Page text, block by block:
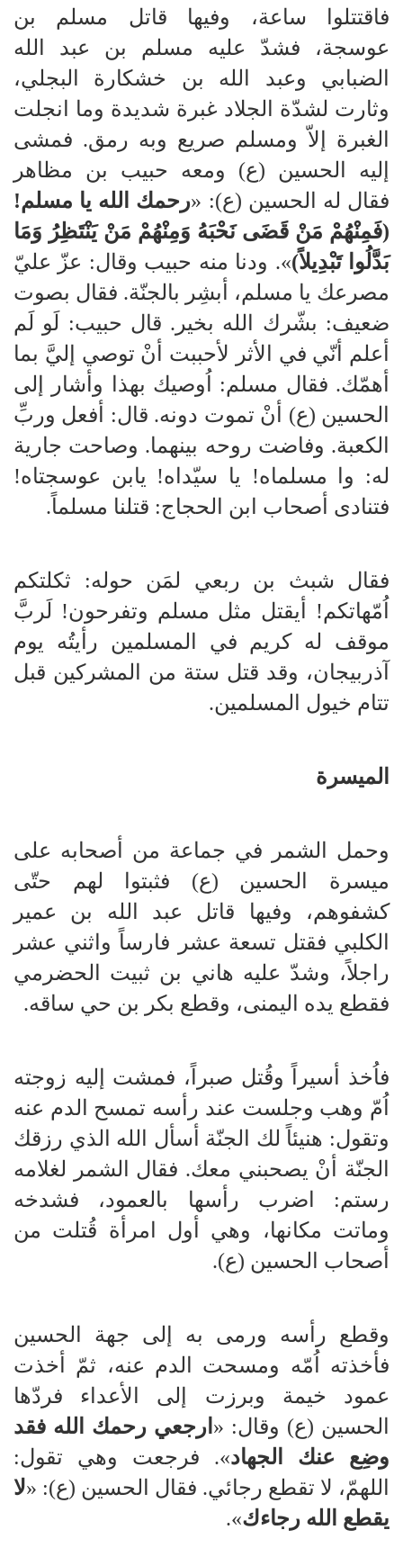
فاقتتلوا ساعة، وفيها قاتل مسلم بن
عوسجة، فشدّ عليه مسلم بن عبد الله
الضبابي وعبد الله بن خشكارة البجلي،
وثارت لشدّة الجلاد غبرة شديدة وما انجلت
الغبرة إلاّ ومسلم صريع وبه رمق. فمشى
إليه الحسين (ع) ومعه حبيب بن مظاهر
فقال له الحسين (ع): «رحمك الله يا مسلم!
(فَمِنْهُمْ مَنْ قَضَى نَحْبَهُ وَمِنْهُمْ مَنْ يَنْتَظِرُ وَمَا
بَدَّلُوا تَبْدِيلاً)». ودنا منه حبيب وقال: عزّ عليّ
مصرعك يا مسلم، أبشِر بالجنّة. فقال بصوت
ضعيف: بشّرك الله بخير. قال حبيب: لَو لَم
أعلم أنّي في الأثر لأحببت أنْ توصي إليَّ بما
أهمّك. فقال مسلم: اُوصيك بهذا وأشار إلى
الحسين (ع) أنْ تموت دونه. قال: أفعل وربِّ
الكعبة. وفاضت روحه بينهما. وصاحت جارية
له: وا مسلماه! يا سيّداه! يابن عوسجتاه!
فتنادى أصحاب ابن الحجاج: قتلنا مسلماً.
فقال شبث بن ربعي لمَن حوله: ثكلتكم
اُمّهاتكم! أيقتل مثل مسلم وتفرحون! لَربَّ
موقف له كريم في المسلمين رأيتُه يوم
آذربيجان، وقد قتل ستة من المشركين قبل
تتام خيول المسلمين.
الميسرة
وحمل الشمر في جماعة من أصحابه على
ميسرة الحسين (ع) فثبتوا لهم حتّى
كشفوهم، وفيها قاتل عبد الله بن عمير
الكلبي فقتل تسعة عشر فارساً واثني عشر
راجلاً، وشدّ عليه هاني بن ثبيت الحضرمي
فقطع يده اليمنى، وقطع بكر بن حي ساقه.
فاُخذ أسيراً وقُتل صبراً، فمشت إليه زوجته
اُمّ وهب وجلست عند رأسه تمسح الدم عنه
وتقول: هنيئاً لك الجنّة أسأل الله الذي رزقك
الجنّة أنْ يصحبني معك. فقال الشمر لغلامه
رستم: اضرب رأسها بالعمود، فشدخه
وماتت مكانها، وهي أول امرأة قُتلت من
أصحاب الحسين (ع).
وقطع رأسه ورمى به إلى جهة الحسين
فأخذته اُمّه ومسحت الدم عنه، ثمّ أخذت
عمود خيمة وبرزت إلى الأعداء فردّها
الحسين (ع) وقال: « ارجعي رحمك الله فقد
وضِع عنك الجهاد». فرجعت وهي تقول:
اللهمّ، لا تقطع رجائي. فقال الحسين (ع): «لا
يقطع الله رجاءك».